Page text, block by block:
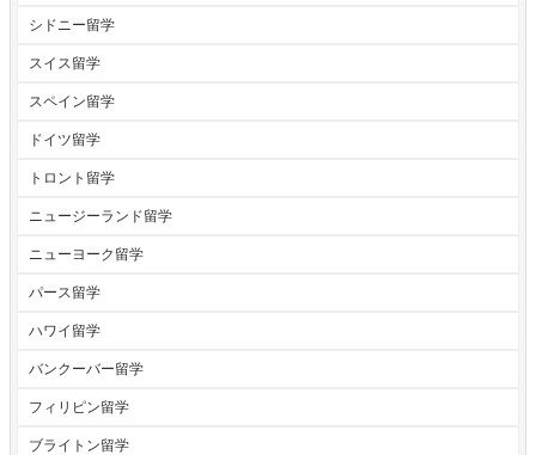
シドニー留学
スイス留学
スペイン留学
ドイツ留学
トロント留学
ニュージーランド留学
ニューヨーク留学
パース留学
ハワイ留学
バンクーバー留学
フィリピン留学
ブライトン留学